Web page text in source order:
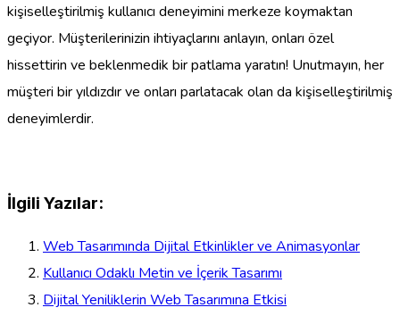
kişiselleştirilmiş kullanıcı deneyimini merkeze koymaktan
geçiyor. Müşterilerinizin ihtiyaçlarını anlayın, onları özel
hissettirin ve beklenmedik bir patlama yaratın! Unutmayın, her
müşteri bir yıldızdır ve onları parlatacak olan da kişiselleştirilmiş
deneyimlerdir.
İlgili Yazılar:
Web Tasarımında Dijital Etkinlikler ve Animasyonlar
Kullanıcı Odaklı Metin ve İçerik Tasarımı
Dijital Yeniliklerin Web Tasarımına Etkisi